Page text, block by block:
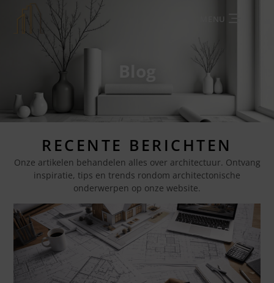
MENU
RECENTE BERICHTEN
Onze artikelen behandelen alles over architectuur. Ontvang
inspiratie, tips en trends rondom architectonische
onderwerpen op onze website.